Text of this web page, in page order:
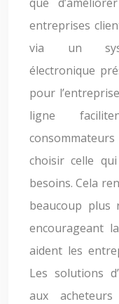
entreprises
via un
électronique
pour
ligne
choisir celle
besoins. Cela
beaucoup plus
encourageant
aident les
Les solutions
aux